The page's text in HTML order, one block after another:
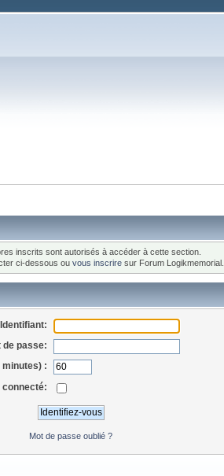
inscrits sont autorisés à accéder à cette section.
ci-dessous ou vous inscriresur Forum Logikmemorial.
Identifiant:
de passe:
minutes) :
connecté:
Mot de passe oublié ?